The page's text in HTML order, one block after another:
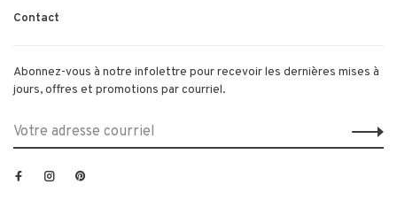
Contact
Abonnez-vous à notre infolettre pour recevoir les dernières mises à
jours, offres et promotions par courriel.